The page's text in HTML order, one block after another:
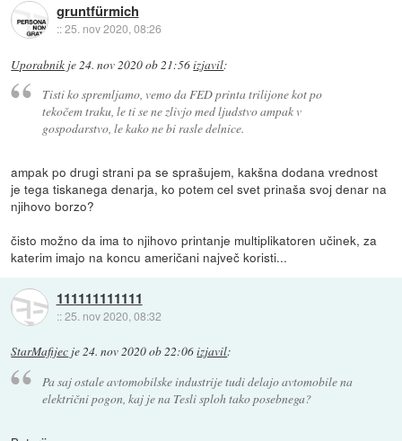
gruntfürmich
::25. nov 2020, 08:26
Uporabnik je24. nov 2020 ob 21:56izjavil:
Tisti ko spremljamo, vemo da FED printa trilijone kot po
tekočem traku, le ti se ne zlivjo med ljudstvo ampak v
gospodarstvo, le kako ne bi rasle delnice.
ampak po drugi strani pa se sprašujem, kakšna dodana vrednost
je tega tiskanega denarja, ko potem cel svet prinaša svoj denar na
njihovo borzo?
čisto možno da ima to njihovo printanje multiplikatoren učinek, za
katerim imajo na koncu američani največ koristi...
111111111111
::25. nov 2020, 08:32
StarMafijec je24. nov 2020 ob 22:06izjavil:
Pa saj ostale avtomobilske industrije tudi delajo avtomobile na
električni pogon, kaj je na Tesli sploh tako posebnega?